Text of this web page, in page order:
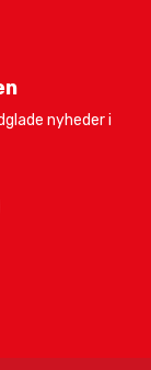
nyheder i